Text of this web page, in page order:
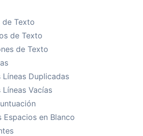
de Texto
de Texto
de Texto
Líneas Duplicadas
Vacías
Espacios en Blanco